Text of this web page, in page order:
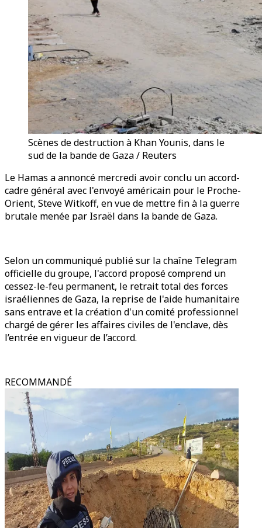
Scènes de destruction à Khan Younis, dans le
sud de la bande de Gaza / Reuters
Le Hamas a annoncé mercredi avoir conclu un accord-
cadre général avec l'envoyé américain pour le Proche-
Orient, Steve Witkoff, en vue de mettre fin à la guerre
brutale menée par Israël dans la bande de Gaza.
Selon un communiqué publié sur la chaîne Telegram
officielle du groupe, l'accord proposé comprend un
cessez-le-feu permanent, le retrait total des forces
israéliennes de Gaza, la reprise de l'aide humanitaire
sans entrave et la création d'un comité professionnel
chargé de gérer les affaires civiles de l'enclave, dès
l’entrée en vigueur de l’accord.
RECOMMANDÉ